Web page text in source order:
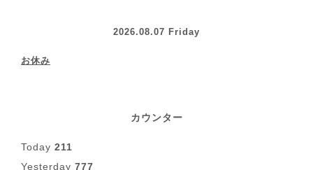
2026.08.07 Friday
お休み
カウンター
Today 211
Yesterday 777